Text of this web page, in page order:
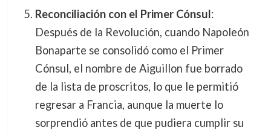
Reconciliación con el Primer Cónsul:
Después de la Revolución, cuando Napoleón
Bonaparte se consolidó como el Primer
Cónsul, el nombre de Aiguillon fue borrado
de la lista de proscritos, lo que le permitió
regresar a Francia, aunque la muerte lo
sorprendió antes de que pudiera cumplir su